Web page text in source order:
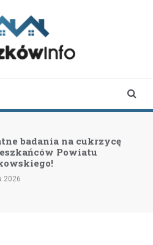
badania na cukrzycę
Powiatu
2026